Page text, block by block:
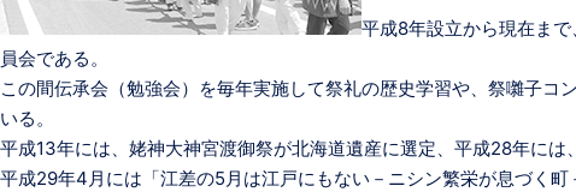
平成8年設立から現在ま
員会である。
この間伝承会（勉強会）を毎年実施して祭礼の歴史学習や、祭囃子
いる。
平成13年には、姥神大神宮渡御祭が北海道遺産に選定、平成28年には
平成29年4月には「江差の5月は江戸にもない－ニシン繁栄が息づく町